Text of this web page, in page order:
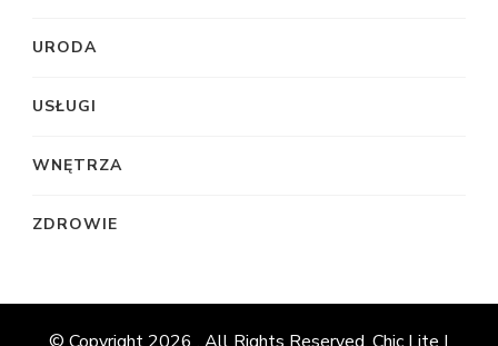
URODA
USŁUGI
WNĘTRZA
ZDROWIE